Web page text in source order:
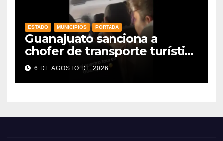
ESTADO MUNICIPIOS PORTADA
Guanajuato sanciona a
chofer de transporte turístico
e intensifica operativos de
vigilancia
6 DE AGOSTO DE 2026